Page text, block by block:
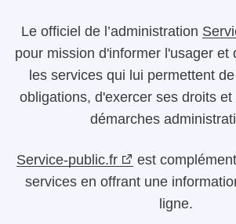
Le officiel de l’administration
pour mission d'informer l'usager et
les services qui lui permettent
obligations, d'exercer ses droits
démarches
Service-public.fr
est
services en offrant une
ligne.